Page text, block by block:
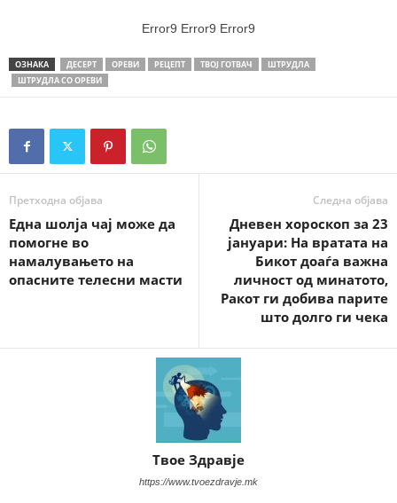
Error9 Error9 Error9
ОЗНАКА ДЕСЕРТ ОРЕВИ РЕЦЕПТ ТВОЈ ГОТВАЧ
ШТРУДЛА
ШТРУДЛА СО ОРЕВИ
Претходна објава
Една шолја чај може да
помогне во
намалувањето на
опасните телесни масти
Следна објава
Дневен хороскоп за 23
јануари: На вратата на
Бикот доаѓа важна
личност од минатото,
Ракот ги добива парите
што долго ги чека
Твое Здравје
https://www.tvoezdravje.mk